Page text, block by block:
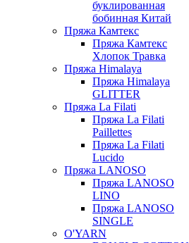
буклированная
бобинная Китай
Пряжа Камтекс
Пряжа Камтекс
Хлопок Травка
Пряжа Himalaya
Пряжа Himalaya
GLITTER
Пряжа La Filati
Пряжа La Filati
Paillettes
Пряжа La Filati
Lucido
Пряжа LANOSO
Пряжа LANOSO
LINO
Пряжа LANOSO
SINGLE
O'YARN